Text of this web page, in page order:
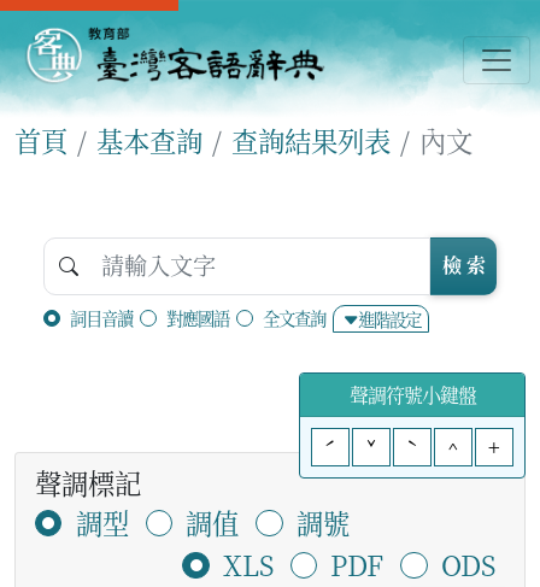
首頁 基本查詢 查詢結果列表 內文
詞目音讀 對應國語 全文查詢 進階設定
檢 索
聲調符號小鍵盤
ˊ
ˇ ˋ ^ +
聲調標記
調型
調值
調號
XLS
PDF
ODS